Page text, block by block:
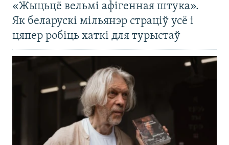
«Жыцьцё вельмі афігенная штука».
Як беларускі мільянэр страціў усё і
цяпер робіць хаткі для турыстаў